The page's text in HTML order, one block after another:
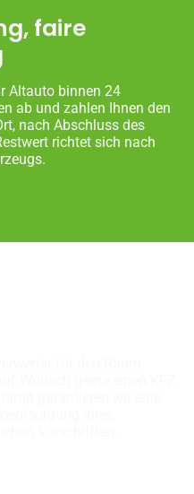
faire
Altauto binnen 24
ab und zahlen Ihnen den
nach Abschluss des
richtet sich nach